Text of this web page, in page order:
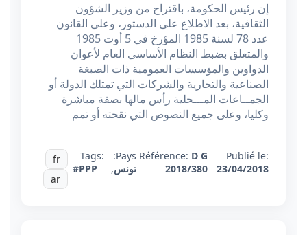
إن رئيس الحكومة، باقتراح من وزير الشؤون
الثقافية، بعد الاطلاع على الدستور، وعلى القانون
عدد 78 لسنة 1985 المؤرخ في 5 أوت 1985
والمتعلق بضبط النظام الأساسي العام لأعوان
الدواوين والمؤسسات العمومية ذات الصبغة
الصناعية والتجارية والشركات التي تمتلك الدولة أو
الجمــاعات المـــحلية رأس مالها بصفة مباشرة
وكليا، وعلى جميع النصوص التي نقحته أو تمم
Publié le:
23/04/2018
Référence: D G
2018/380
Pays:
تونس,
Tags:
#PPP
fr
ar